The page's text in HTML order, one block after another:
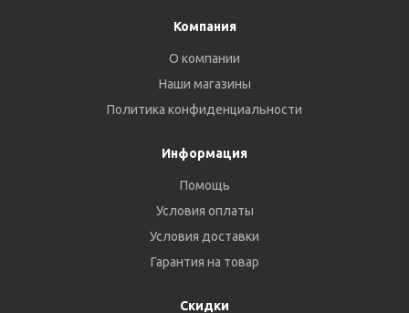
Компания
О компании
Наши магазины
Политика конфиденциальности
Информация
Помощь
Условия оплаты
Условия доставки
Гарантия на товар
Скидки